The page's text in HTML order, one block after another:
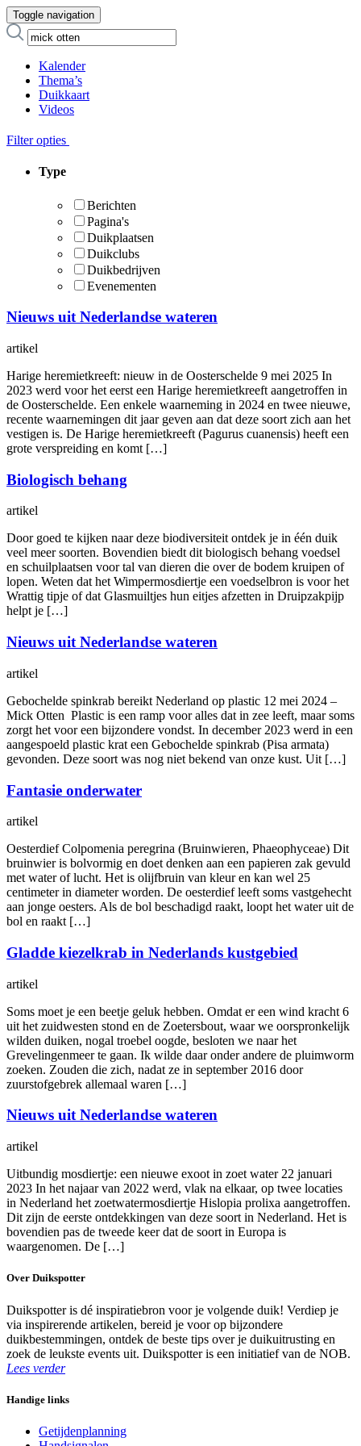
Toggle navigation
Kalender
Thema’s
Duikkaart
Videos
Filter opties
Type
Berichten
Pagina's
Duikplaatsen
Duikclubs
Duikbedrijven
Evenementen
Nieuws uit Nederlandse wateren
artikel
Harige heremietkreeft: nieuw in de Oosterschelde 9 mei 2025 In
2023 werd voor het eerst een Harige heremietkreeft aangetroffen in
de Oosterschelde. Een enkele waarneming in 2024 en twee nieuwe,
recente waarnemingen dit jaar geven aan dat deze soort zich aan het
vestigen is. De Harige heremietkreeft (Pagurus cuanensis) heeft een
grote verspreiding en komt […]
Biologisch behang
artikel
Door goed te kijken naar deze biodiversiteit ontdek je in één duik
veel meer soorten. Bovendien biedt dit biologisch behang voedsel
en schuilplaatsen voor tal van dieren die over de bodem kruipen of
lopen. Weten dat het Wimpermosdiertje een voedselbron is voor het
Wrattig tipje of dat Glasmuiltjes hun eitjes afzetten in Druipzakpijp
helpt je […]
Nieuws uit Nederlandse wateren
artikel
Gebochelde spinkrab bereikt Nederland op plastic 12 mei 2024 –
Mick Otten Plastic is een ramp voor alles dat in zee leeft, maar soms
zorgt het voor een bijzondere vondst. In december 2023 werd in een
aangespoeld plastic krat een Gebochelde spinkrab (Pisa armata)
gevonden. Deze soort was nog niet bekend van onze kust. Uit […]
Fantasie onderwater
artikel
Oesterdief Colpomenia peregrina (Bruinwieren, Phaeophyceae) Dit
bruinwier is bolvormig en doet denken aan een papieren zak gevuld
met water of lucht. Het is olijfbruin van kleur en kan wel 25
centimeter in diameter worden. De oesterdief leeft soms vastgehecht
aan jonge oesters. Als de bol beschadigd raakt, loopt het water uit de
bol en raakt […]
Gladde kiezelkrab in Nederlands kustgebied
artikel
Soms moet je een beetje geluk hebben. Omdat er een wind kracht 6
uit het zuidwesten stond en de Zoetersbout, waar we oorspronkelijk
wilden duiken, nogal troebel oogde, besloten we naar het
Grevelingenmeer te gaan. Ik wilde daar onder andere de pluimworm
zoeken. Zouden die zich, nadat ze in september 2016 door
zuurstofgebrek allemaal waren […]
Nieuws uit Nederlandse wateren
artikel
Uitbundig mosdiertje: een nieuwe exoot in zoet water 22 januari
2023 In het najaar van 2022 werd, vlak na elkaar, op twee locaties
in Nederland het zoetwatermosdiertje Hislopia prolixa aangetroffen.
Dit zijn de eerste ontdekkingen van deze soort in Nederland. Het is
bovendien pas de tweede keer dat de soort in Europa is
waargenomen. De […]
Over Duikspotter
Duikspotter is dé inspiratiebron voor je volgende duik! Verdiep je
via inspirerende artikelen, bereid je voor op bijzondere
duikbestemmingen, ontdek de beste tips over je duikuitrusting en
zoek de leukste events uit. Duikspotter is een initiatief van de NOB.
Lees verder
Handige links
Getijdenplanning